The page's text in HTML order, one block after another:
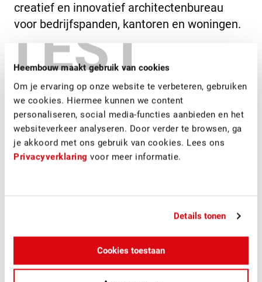
TEST
Heembouw maakt gebruik van cookies
Om je ervaring op onze website te verbeteren, gebruiken
we cookies. Hiermee kunnen we content
personaliseren, social media-functies aanbieden en het
websiteverkeer analyseren. Door verder te browsen, ga
je akkoord met ons gebruik van cookies. Lees ons
Privacyverklaring voor meer informatie.
Details tonen
Cookies toestaan
creatief en innovatief architectenbureau
voor bedrijfspanden, kantoren en woningen.
Sinds haar oprichting door Heembouw in 1996, is
Heembouw Architecten uitgegroeid tot een volwaardig
bureau met ruim 30 architecten, REVIT modelleurs en een
interieurafdeling. Recente voorbeelden van onze turn key
projecten zijn het toonaangevende DC New Logic III aan de
A58 voor opdrachtgever DOKVAST, met een BREEAM-score
van 99.48% het op één na meest duurzame gebouw ter
wereld, de renovatie en verduurzaming van 120
maisonnettewoningen voor opdrachtgever Havensteder in